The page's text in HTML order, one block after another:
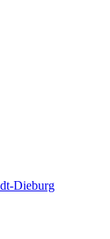
Dieburg